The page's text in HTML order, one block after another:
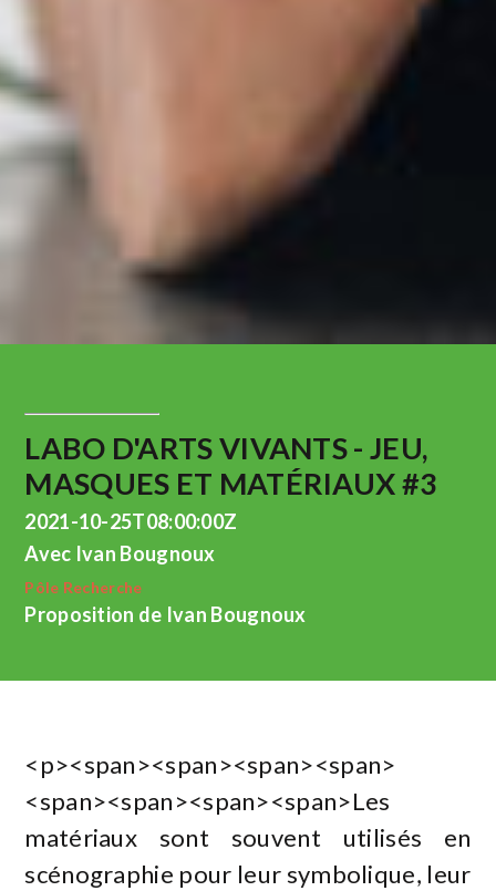
LABO D'ARTS VIVANTS - JEU,
MASQUES ET MATÉRIAUX #3
2021-10-25T08:00:00Z
Avec Ivan Bougnoux
Pôle Recherche
Proposition de Ivan Bougnoux
<p><span><span><span><span>
<span><span><span><span>Les
matériaux sont souvent utilisés en
scénographie pour leur symbolique, leur